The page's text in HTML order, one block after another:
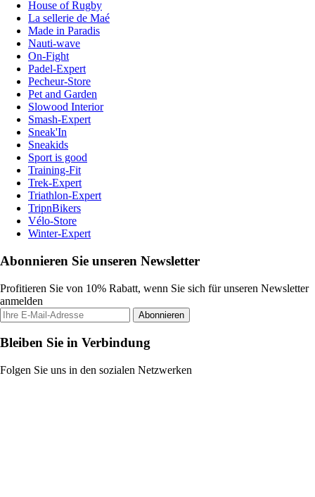
House of Rugby
La sellerie de Maé
Made in Paradis
Nauti-wave
On-Fight
Padel-Expert
Pecheur-Store
Pet and Garden
Slowood Interior
Smash-Expert
Sneak'In
Sneakids
Sport is good
Training-Fit
Trek-Expert
Triathlon-Expert
TripnBikers
Vélo-Store
Winter-Expert
Abonnieren Sie unseren Newsletter
Profitieren Sie von 10% Rabatt, wenn Sie sich für unseren Newsletter
anmelden
Abonnieren
Bleiben Sie in Verbindung
Folgen Sie uns in den sozialen Netzwerken